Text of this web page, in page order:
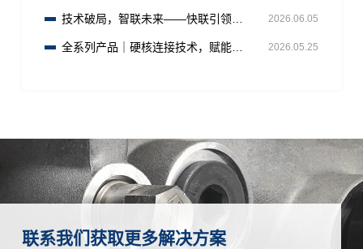
技术破局，智联未来——快联引领连
2026.06.05
全系列产品｜硬核连接技术，赋能全
2026.05.25
联系我们获取更多解决方案